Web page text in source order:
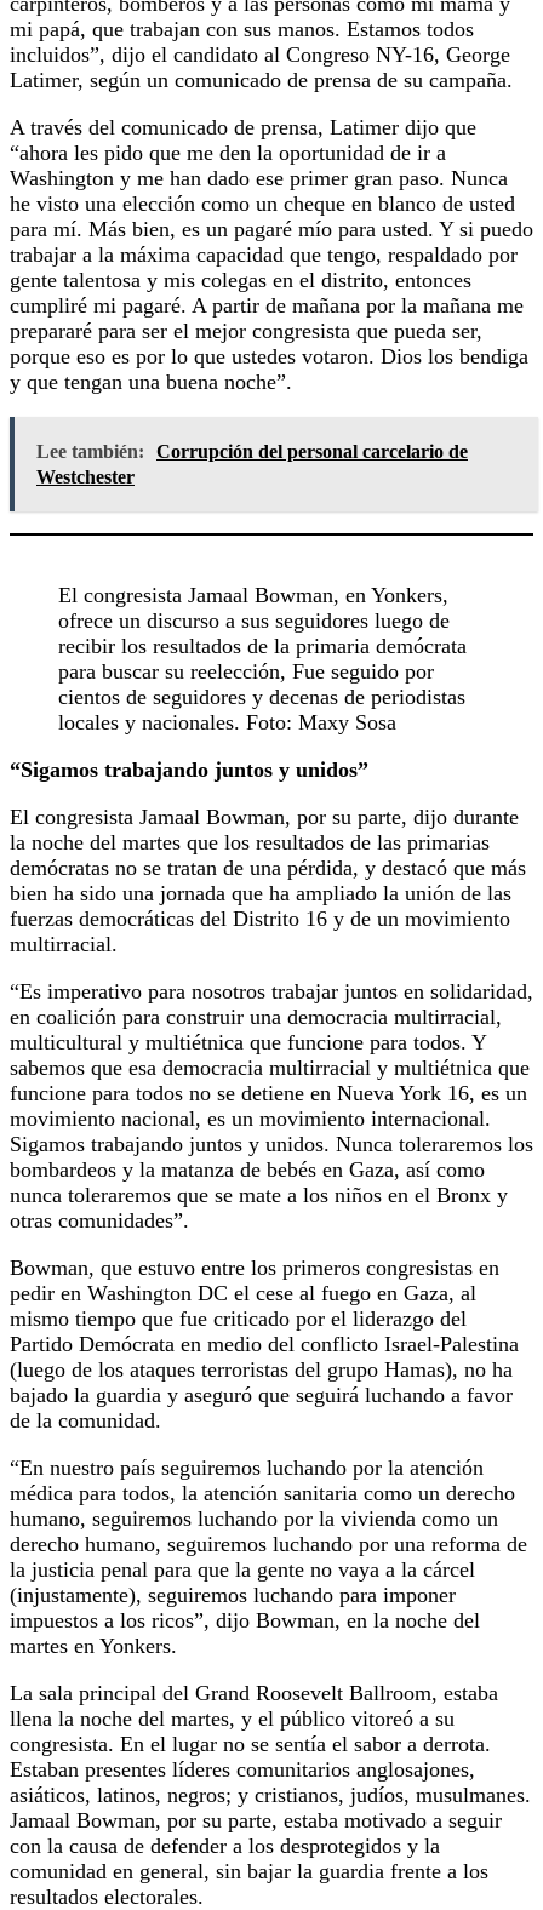
mi papá, que trabajan con sus manos. Estamos todos
incluidos”, dijo el candidato al Congreso NY-16, George
Latimer, según un comunicado de prensa de su campaña.
A través del comunicado de prensa, Latimer dijo que
“ahora les pido que me den la oportunidad de ir a
Washington y me han dado ese primer gran paso. Nunca
he visto una elección como un cheque en blanco de usted
para mí. Más bien, es un pagaré mío para usted. Y si puedo
trabajar a la máxima capacidad que tengo, respaldado por
gente talentosa y mis colegas en el distrito, entonces
cumpliré mi pagaré. A partir de mañana por la mañana me
prepararé para ser el mejor congresista que pueda ser,
porque eso es por lo que ustedes votaron. Dios los bendiga
y que tengan una buena noche”.
Lee también:
Corrupción del personal carcelario de
Westchester
El congresista Jamaal Bowman, en Yonkers,
ofrece un discurso a sus seguidores luego de
recibir los resultados de la primaria demócrata
para buscar su reelección, Fue seguido por
cientos de seguidores y decenas de periodistas
locales y nacionales. Foto: Maxy Sosa
“Sigamos trabajando juntos y unidos”
El congresista Jamaal Bowman, por su parte, dijo durante
la noche del martes que los resultados de las primarias
demócratas no se tratan de una pérdida, y destacó que más
bien ha sido una jornada que ha ampliado la unión de las
fuerzas democráticas del Distrito 16 y de un movimiento
multirracial.
“Es imperativo para nosotros trabajar juntos en solidaridad,
en coalición para construir una democracia multirracial,
multicultural y multiétnica que funcione para todos. Y
sabemos que esa democracia multirracial y multiétnica que
funcione para todos no se detiene en Nueva York 16, es un
movimiento nacional, es un movimiento internacional.
Sigamos trabajando juntos y unidos. Nunca toleraremos los
bombardeos y la matanza de bebés en Gaza, así como
nunca toleraremos que se mate a los niños en el Bronx y
otras comunidades”.
Bowman, que estuvo entre los primeros congresistas en
pedir en Washington DC el cese al fuego en Gaza, al
mismo tiempo que fue criticado por el liderazgo del
Partido Demócrata en medio del conflicto Israel-Palestina
(luego de los ataques terroristas del grupo Hamas), no ha
bajado la guardia y aseguró que seguirá luchando a favor
de la comunidad.
“En nuestro país seguiremos luchando por la atención
médica para todos, la atención sanitaria como un derecho
humano, seguiremos luchando por la vivienda como un
derecho humano, seguiremos luchando por una reforma de
la justicia penal para que la gente no vaya a la cárcel
(injustamente), seguiremos luchando para imponer
impuestos a los ricos”, dijo Bowman, en la noche del
martes en Yonkers.
La sala principal del Grand Roosevelt Ballroom, estaba
llena la noche del martes, y el público vitoreó a su
congresista. En el lugar no se sentía el sabor a derrota.
Estaban presentes líderes comunitarios anglosajones,
asiáticos, latinos, negros; y cristianos, judíos, musulmanes.
Jamaal Bowman, por su parte, estaba motivado a seguir
con la causa de defender a los desprotegidos y la
comunidad en general, sin bajar la guardia frente a los
resultados electorales.